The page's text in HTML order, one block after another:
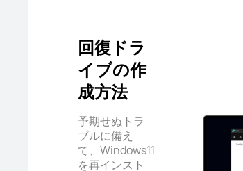
回復ドラ
イブの作
成方法
予期せぬトラ
ブルに備え
て、Windows11
を再インスト